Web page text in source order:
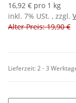
16,92 € pro 1 kg
inkl. 7% USt. , zzgl.
Alter Preis: 19,90 €
Lieferzeit:2 - 3